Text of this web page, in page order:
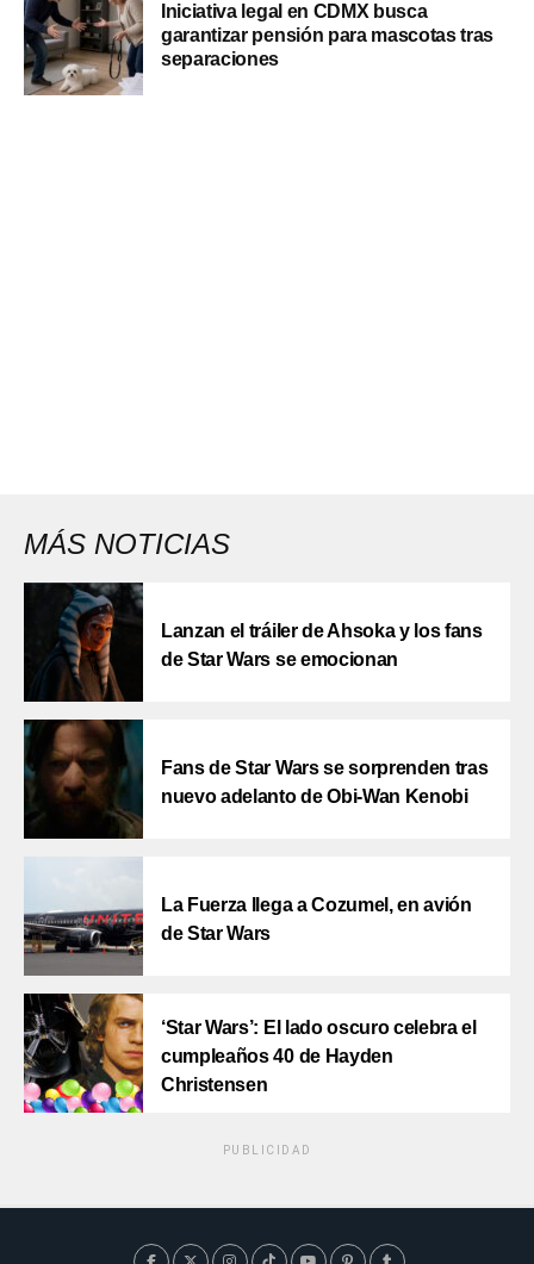
Iniciativa legal en CDMX busca
garantizar pensión para mascotas tras
separaciones
MÁS NOTICIAS
Lanzan el tráiler de Ahsoka y los fans
de Star Wars se emocionan
Fans de Star Wars se sorprenden tras
nuevo adelanto de Obi-Wan Kenobi
La Fuerza llega a Cozumel, en avión
de Star Wars
‘Star Wars’: El lado oscuro celebra el
cumpleaños 40 de Hayden
Christensen
PUBLICIDAD